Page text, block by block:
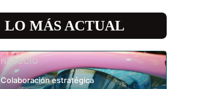
LO MÁS ACTUAL
NEGOCIO
Colaboración estratégica